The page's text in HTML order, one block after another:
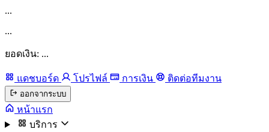
...
...
ยอดเงิน: ...
แดชบอร์ด โปรไฟล์ การเงิน ติดต่อทีมงาน
ออกจากระบบ
หน้าแรก
บริการ